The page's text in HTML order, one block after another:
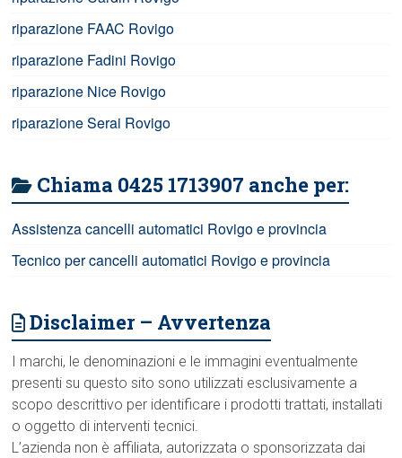
riparazione FAAC Rovigo
riparazione Fadini Rovigo
riparazione Nice Rovigo
riparazione Serai Rovigo
Chiama 0425 1713907 anche per:
Assistenza cancelli automatici Rovigo e provincia
Tecnico per cancelli automatici Rovigo e provincia
Disclaimer – Avvertenza
I marchi, le denominazioni e le immagini eventualmente
presenti su questo sito sono utilizzati esclusivamente a
scopo descrittivo per identificare i prodotti trattati, installati
o oggetto di interventi tecnici.
L’azienda non è affiliata, autorizzata o sponsorizzata dai